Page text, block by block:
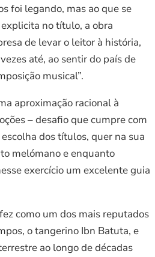
foi legando, mas ao que se
no título, a obra
de levar o leitor à história,
até, ao sentir do país de
musical”.
aproximação racional à
– desafio que cumpre com
dos títulos, quer na sua
melómano e enquanto
exercício um excelente guia
como um dos mais reputados
o tangerino Ibn Batuta, e
ao longo de décadas